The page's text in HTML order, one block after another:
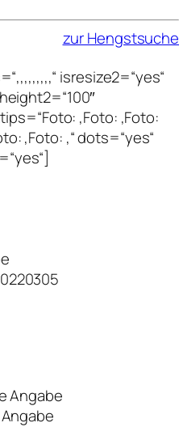
zur Hengstsuche
isresize2=“yes“
,Foto: ,Foto:
,Foto: ,“ dots=“yes“
Angabe